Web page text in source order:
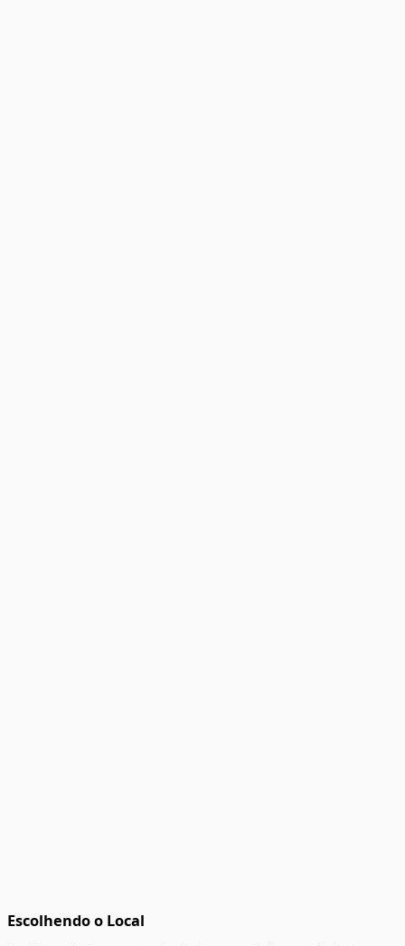
Escolhendo o Local